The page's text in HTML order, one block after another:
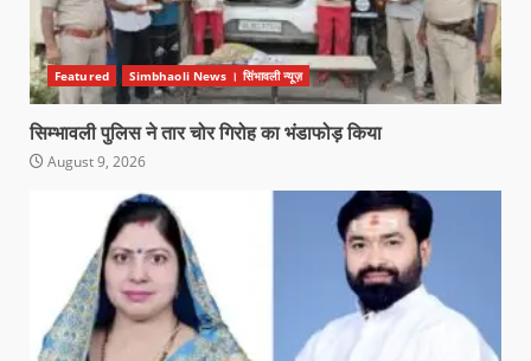
Featured Simbhaoli News । सिंभावली न्यूज़
सिम्भावली पुलिस ने तार चोर गिरोह का भंडाफोड़ किया
August 9, 2026